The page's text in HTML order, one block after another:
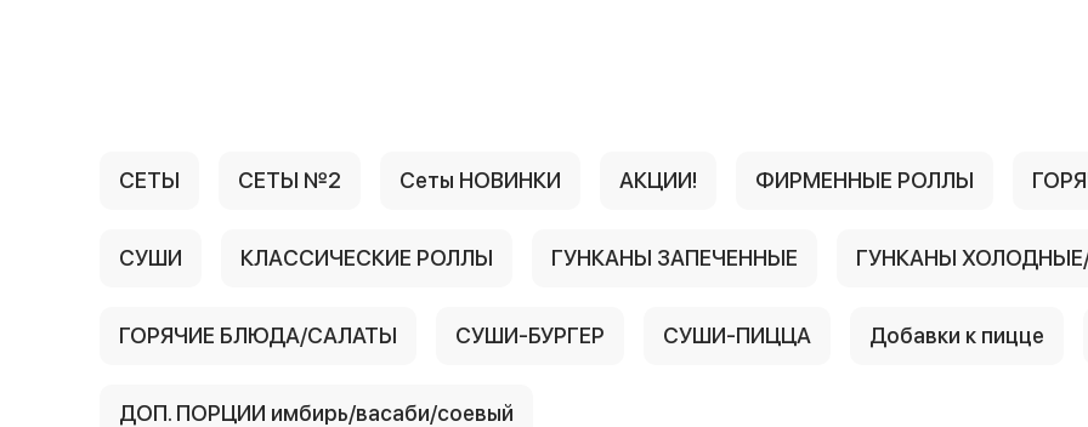
СЕТЫ СЕТЫ №2 Сеты НОВИНКИ АКЦИИ! ФИРМЕННЫЕ РОЛЛЫ
СУШИ КЛАССИЧЕСКИЕ РОЛЛЫ ГУНКАНЫ ЗАПЕЧЕННЫЕ ГУНКАНЫ
ГОРЯЧИЕ БЛЮДА/САЛАТЫ СУШИ-БУРГЕР СУШИ-ПИЦЦА Добавки к пицце
ДОП. ПОРЦИИ имбирь/васаби/соевый